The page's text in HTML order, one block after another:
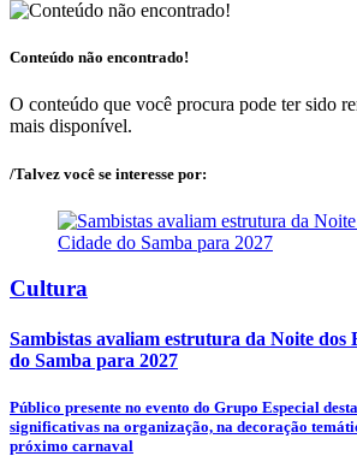
Conteúdo não encontrado!
O conteúdo que você procura pode ter sido
mais disponível.
/Talvez você se interesse por:
Cultura
Sambistas avaliam estrutura da Noite dos
do Samba para 2027
Público presente no evento do Grupo Especial
significativas na organização, na decoração
próximo carnaval